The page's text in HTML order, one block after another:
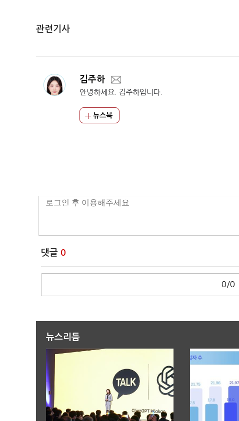
관련기사
김주하
안녕하세요. 김주하입니다.
뉴스북
댓글 0
0/0
뉴스리듬